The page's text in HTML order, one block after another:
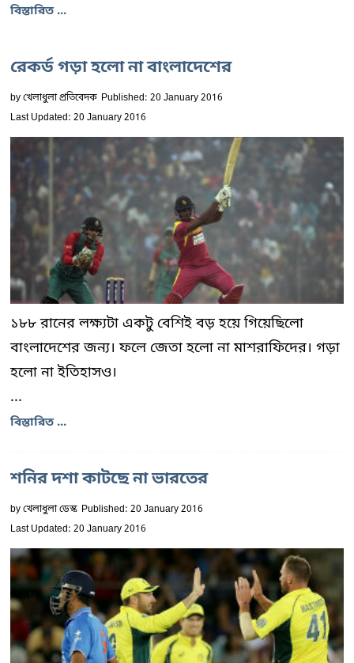
বিস্তারিত ...
রেকর্ড গড়া হলো না বাংলাদেশের
byখেলাধুলা প্রতিবেদক Published: 20 January 2016
Last Updated: 20 January 2016
১৮৮ রানের লক্ষ্যটা একটু বেশিই বড় হয়ে গিয়েছিলো
বাংলাদেশের জন্য। ফলে জেতা হলো না মাশরাফিদের। গড়া
হলো না ইতিহাসও।
...
বিস্তারিত ...
শনির দশা কাটছে না ভারতের
byখেলাধুলা ডেস্ক Published: 20 January 2016
Last Updated: 20 January 2016